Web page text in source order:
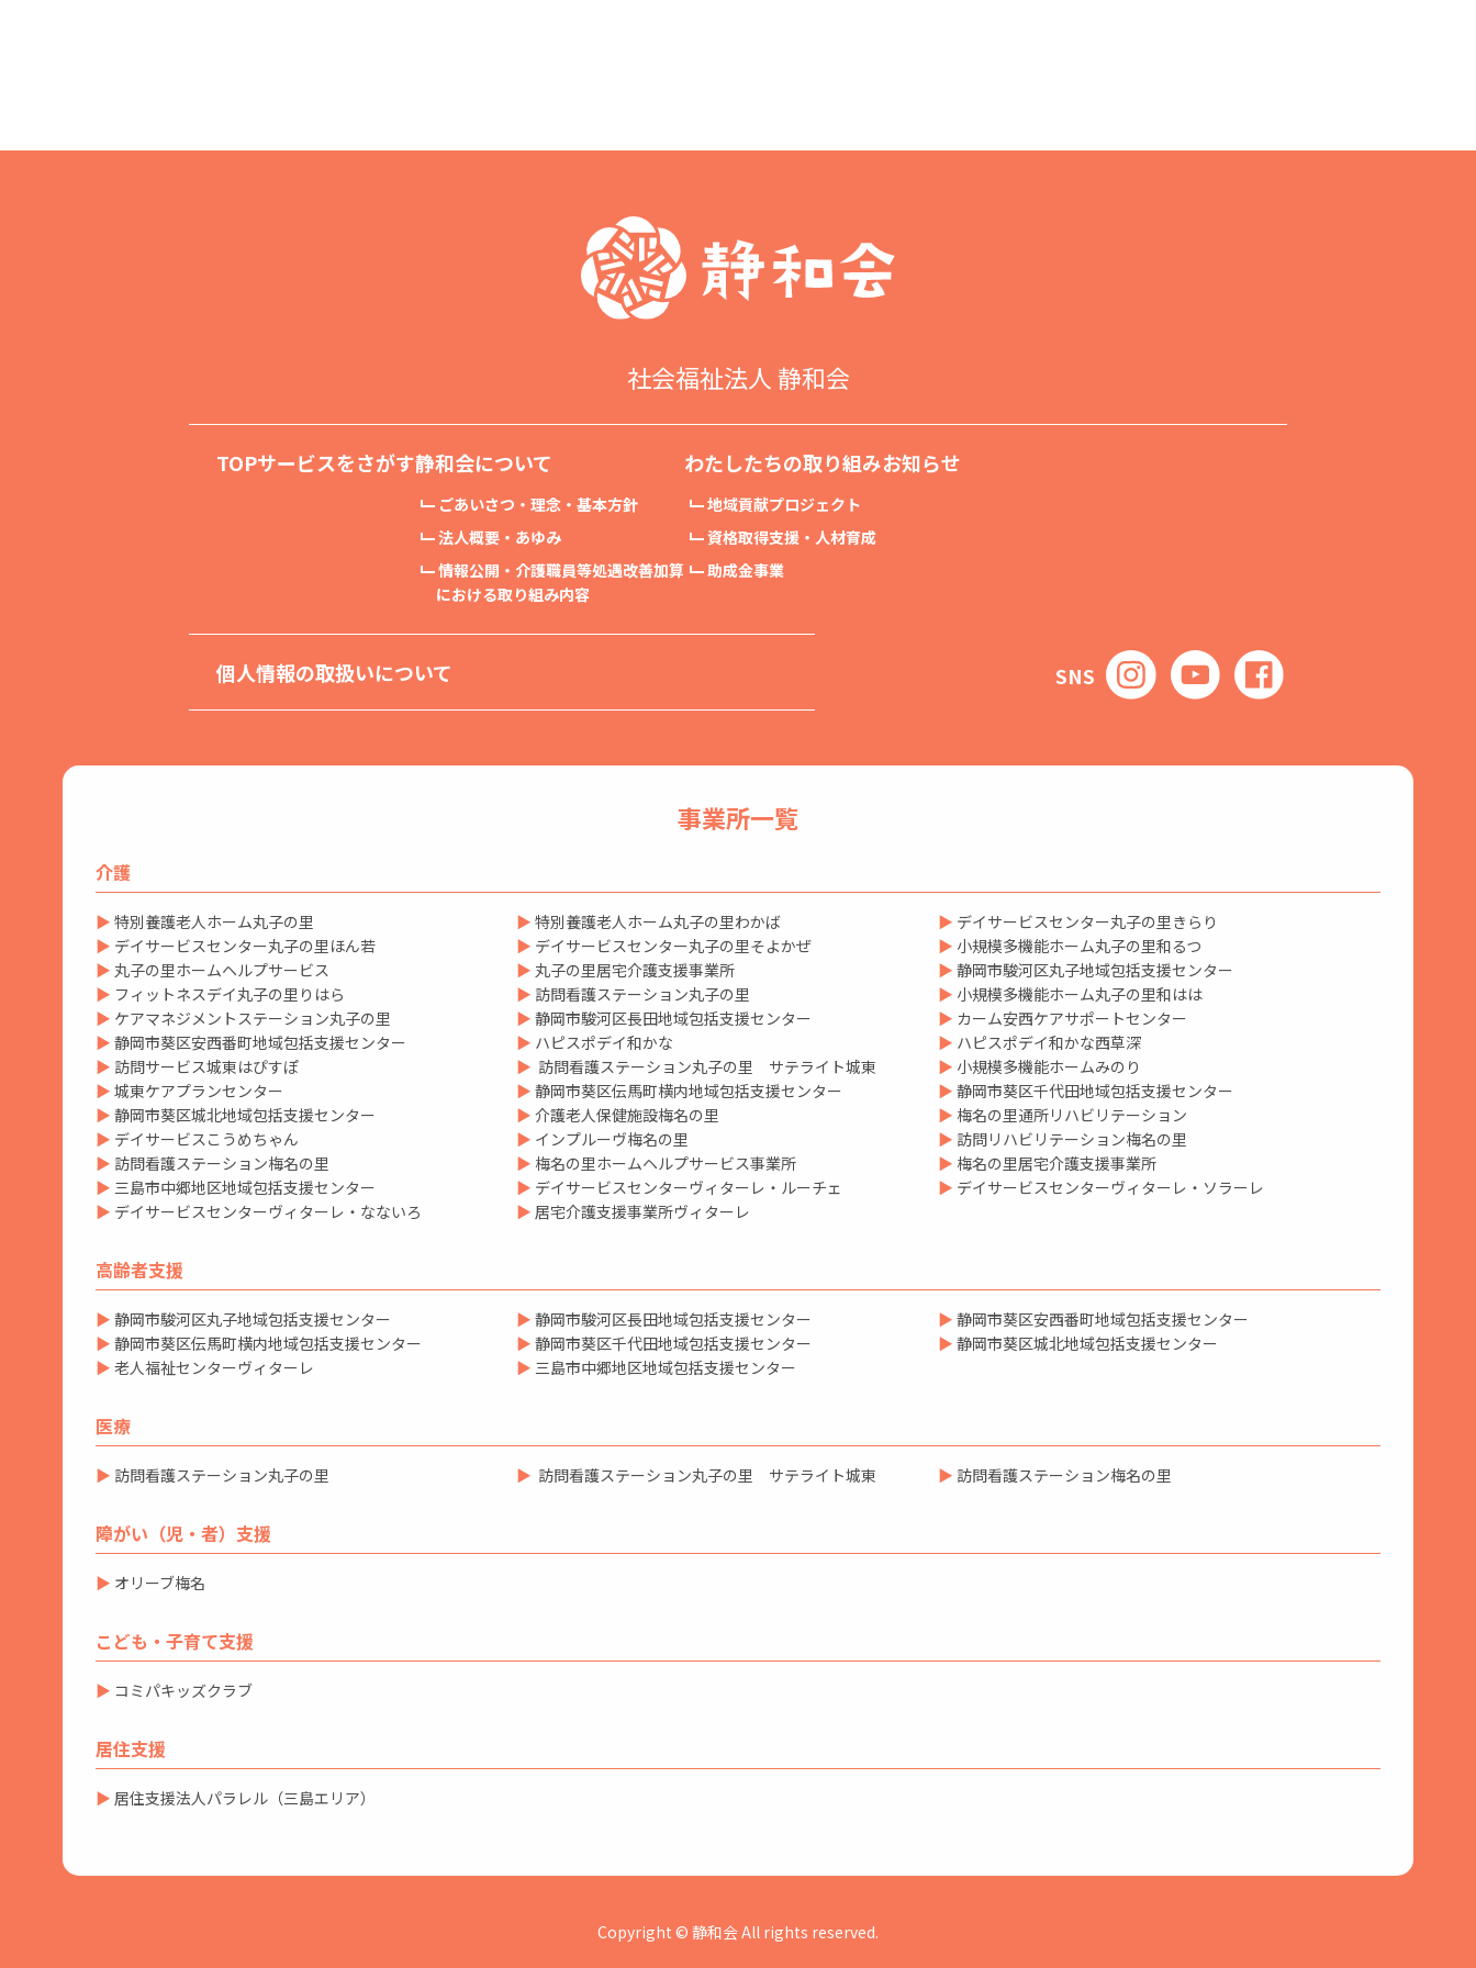
社会福祉法⼈ 静和会
TOPサービスをさがす静和会について
ごあいさつ‧理念‧基本⽅針
法⼈概要‧あゆみ
情報公開・介護職員等処遇改善加算
における取り組み内容
わたしたちの取り組み
地域貢献プロジェクト
資格取得支援・人材育成
助成金事業
お知らせ
個人情報の取扱いについて SNS
事業所一覧
介護
▶ 特別養護老人ホーム丸子の里 ▶ 特別養護老人ホーム丸子の里わかば ▶ デイサービスセンター丸子の里きらり
▶ デイサービスセンター丸子の里ほん若 ▶ デイサービスセンター丸子の里そよかぜ ▶ 小規模多機能ホーム丸子の里和るつ
▶ 丸子の里ホームヘルプサービス ▶ 丸子の里居宅介護支援事業所 ▶ 静岡市駿河区丸子地域包括支援センター
▶ フィットネスデイ丸子の里りはら ▶ 訪問看護ステーション丸子の里 ▶ 小規模多機能ホーム丸子の里和はは
▶ ケアマネジメントステーション丸子の里 ▶ 静岡市駿河区長田地域包括支援センター ▶ カーム安西ケアサポートセンター
▶ 静岡市葵区安西番町地域包括支援センター ▶ ハピスポデイ和かな ▶ ハピスポデイ和かな西草深
▶ 訪問サービス城東はぴすぽ ▶ 訪問看護ステーション丸子の里 サテライト城東 ▶ 小規模多機能ホームみのり
▶ 城東ケアプランセンター ▶ 静岡市葵区伝馬町横内地域包括支援センター ▶ 静岡市葵区千代田地域包括支援センター
▶ 静岡市葵区城北地域包括支援センター ▶ 介護老人保健施設梅名の里 ▶ 梅名の里通所リハビリテーション
▶ デイサービスこうめちゃん ▶ インプルーヴ梅名の里 ▶ 訪問リハビリテーション梅名の里
▶ 訪問看護ステーション梅名の里 ▶ 梅名の里ホームヘルプサービス事業所 ▶ 梅名の里居宅介護支援事業所
▶ 三島市中郷地区地域包括支援センター ▶ デイサービスセンターヴィターレ・ルーチェ ▶ デイサービスセンターヴィターレ・ソラーレ
▶ デイサービスセンターヴィターレ・なないろ ▶ 居宅介護支援事業所ヴィターレ
高齢者支援
▶ 静岡市駿河区丸子地域包括支援センター ▶ 静岡市駿河区長田地域包括支援センター ▶ 静岡市葵区安西番町地域包括支援センター
▶ 静岡市葵区伝馬町横内地域包括支援センター ▶ 静岡市葵区千代田地域包括支援センター ▶ 静岡市葵区城北地域包括支援センター
▶ 老人福祉センターヴィターレ ▶ 三島市中郷地区地域包括支援センター
医療
▶ 訪問看護ステーション丸子の里 ▶ 訪問看護ステーション丸子の里 サテライト城東 ▶ 訪問看護ステーション梅名の里
障がい（児・者）支援
▶ オリーブ梅名
こども・子育て支援
▶ コミパキッズクラブ
居住支援
▶ 居住支援法人パラレル（三島エリア）
Copyright © 静和会 All rights reserved.